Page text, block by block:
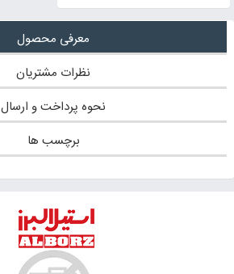
معرفی محصول
نظرات مشتریان
نحوه پرداخت و ارسال
برچسب ها